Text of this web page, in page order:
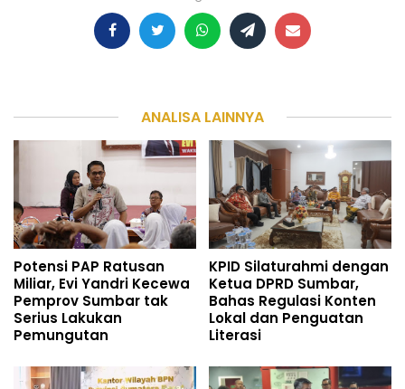
ANALISA LAINNYA
Potensi PAP Ratusan
Miliar, Evi Yandri Kecewa
Pemprov Sumbar tak
Serius Lakukan
Pemungutan
KPID Silaturahmi dengan
Ketua DPRD Sumbar,
Bahas Regulasi Konten
Lokal dan Penguatan
Literasi